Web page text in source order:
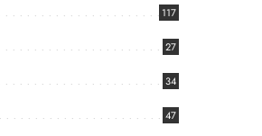
117
27
34
47